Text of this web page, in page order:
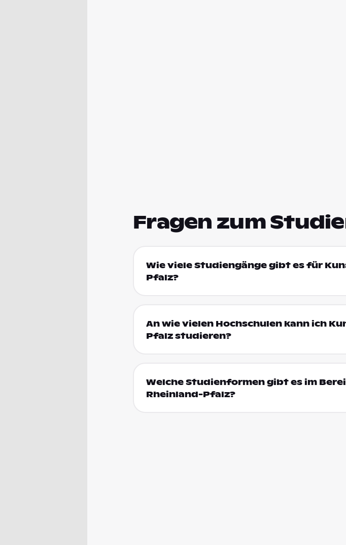
Fragen zum
Wie viele Studiengänge gibt es für
Pfalz?
An wie vielen Hochschulen kann ich
Pfalz studieren?
Welche Studienformen gibt es im
Rheinland-Pfalz?